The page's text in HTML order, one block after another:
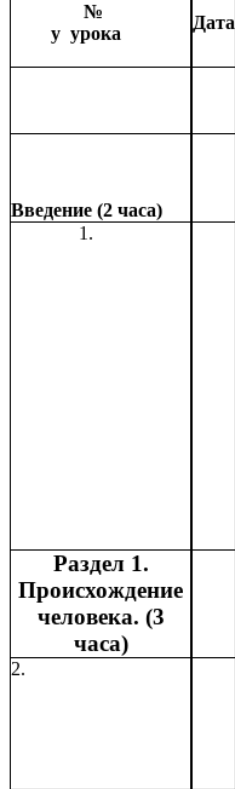
№
у урока
Дата
Введение (2 часа)
1.
Раздел 1.
Происхождение
человека. (3
часа)
2.